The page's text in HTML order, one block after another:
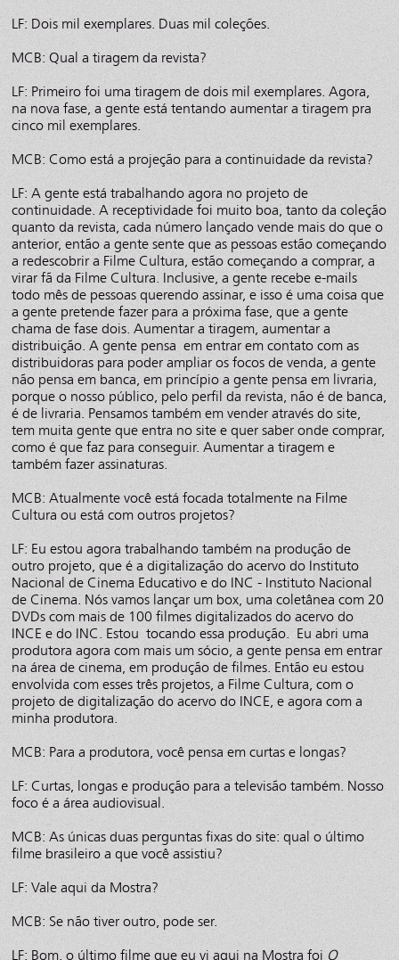
LF: Dois mil exemplares. Duas mil coleções.
MCB: Qual a tiragem da revista?
LF: Primeiro foi uma tiragem de dois mil exemplares. Agora,
na nova fase, a gente está tentando aumentar a tiragem pra
cinco mil exemplares.
MCB: Como está a projeção para a continuidade da revista?
LF: A gente está trabalhando agora no projeto de
continuidade. A receptividade foi muito boa, tanto da coleção
quanto da revista, cada número lançado vende mais do que o
anterior, então a gente sente que as pessoas estão começando
a redescobrir a Filme Cultura, estão começando a comprar, a
virar fã da Filme Cultura. Inclusive, a gente recebe e-mails
todo mês de pessoas querendo assinar, e isso é uma coisa que
a gente pretende fazer para a próxima fase, que a gente
chama de fase dois. Aumentar a tiragem, aumentar a
distribuição. A gente pensa em entrar em contato com as
distribuidoras para poder ampliar os focos de venda, a gente
não pensa em banca, em princípio a gente pensa em livraria,
porque o nosso público, pelo perfil da revista, não é de banca,
é de livraria. Pensamos também em vender através do site,
tem muita gente que entra no site e quer saber onde comprar,
como é que faz para conseguir. Aumentar a tiragem e
também fazer assinaturas.
MCB: Atualmente você está focada totalmente na Filme
Cultura ou está com outros projetos?
LF: Eu estou agora trabalhando também na produção de
outro projeto, que é a digitalização do acervo do Instituto
Nacional de Cinema Educativo e do INC - Instituto Nacional
de Cinema. Nós vamos lançar um box, uma coletânea com 20
DVDs com mais de 100 filmes digitalizados do acervo do
INCE e do INC. Estou tocando essa produção. Eu abri uma
produtora agora com mais um sócio, a gente pensa em entrar
na área de cinema, em produção de filmes. Então eu estou
envolvida com esses três projetos, a Filme Cultura, com o
projeto de digitalização do acervo do INCE, e agora com a
minha produtora.
MCB: Para a produtora, você pensa em curtas e longas?
LF: Curtas, longas e produção para a televisão também. Nosso
foco é a área audiovisual.
MCB: As únicas duas perguntas fixas do site: qual o último
filme brasileiro a que você assistiu?
LF: Vale aqui da Mostra?
MCB: Se não tiver outro, pode ser.
LF: Bom, o último filme que eu vi aqui na Mostra foi O